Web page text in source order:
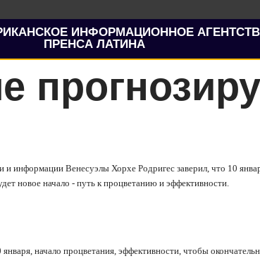
ИНФОРМАЦИОННОЕ
ПРЕНСА ЛАТИНА
информации Венесуэлы Хорхе Родригес заверил, что 10
новое начало - путь к процветанию и эффективности.
начало процветания, эффективности, чтобы